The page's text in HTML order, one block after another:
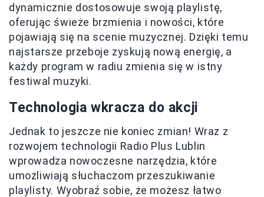
dynamicznie dostosowuje swoją playlistę,
oferując świeże brzmienia i nowości, które
pojawiają się na scenie muzycznej. Dzięki temu
najstarsze przeboje zyskują nową energię, a
każdy program w radiu zmienia się w istny
festiwal muzyki.
Technologia wkracza do akcji
Jednak to jeszcze nie koniec zmian! Wraz z
rozwojem technologii Radio Plus Lublin
wprowadza nowoczesne narzędzia, które
umożliwiają słuchaczom przeszukiwanie
playlisty. Wyobraź sobie, że możesz łatwo